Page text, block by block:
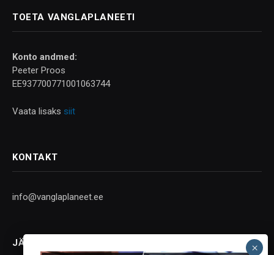
TOETA VANGLAPLANEETI
Konto andmed:
Peeter Proos
EE937700771001063744
Vaata lisaks siit
KONTAKT
info@vanglaplaneet.ee
JÄLGI SOTSIAALMEEDIAS